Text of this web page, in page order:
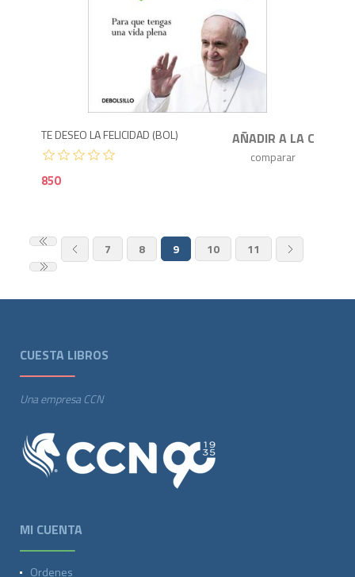
TE DESEO LA FELICIDAD (BOL)
850
7 8 9 10 11
CUESTA LIBROS
Una empresa CCN
MI CUENTA
Ordenes